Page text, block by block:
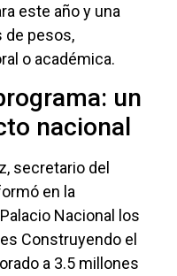
este año y una
de pesos,
o académica.
un
nacional
secretario del
en la
Nacional los
Construyendo el
a 3.5 millones